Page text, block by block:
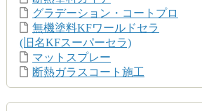
グラデーション・コートプロ
無機塗料KFワールドセラ
(旧名KFスーパーセラ)
マットスプレー
断熱ガラスコート施工